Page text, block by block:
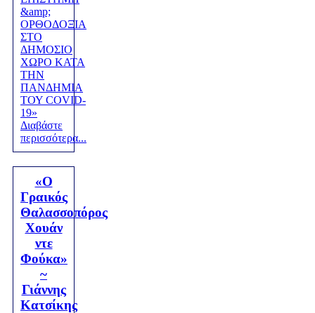
Διαβάστε
περισσότερα...
«Ο
Γραικός
Θαλασσοπόρος
Χουάν
ντε
Φούκα»
~
Γιάννης
Κατσίκης